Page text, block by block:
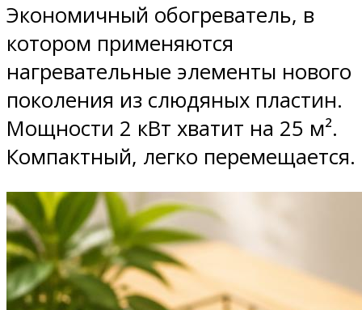
Экономичный обогреватель, в
котором применяются
нагревательные элементы нового
поколения из слюдяных пластин.
Мощности 2 кВт хватит на 25 м².
Компактный, легко перемещается.